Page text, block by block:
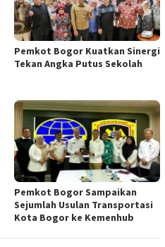
Pemkot Bogor Kuatkan Sinergi
Tekan Angka Putus Sekolah
Pemkot Bogor Sampaikan
Sejumlah Usulan Transportasi
Kota Bogor ke Kemenhub